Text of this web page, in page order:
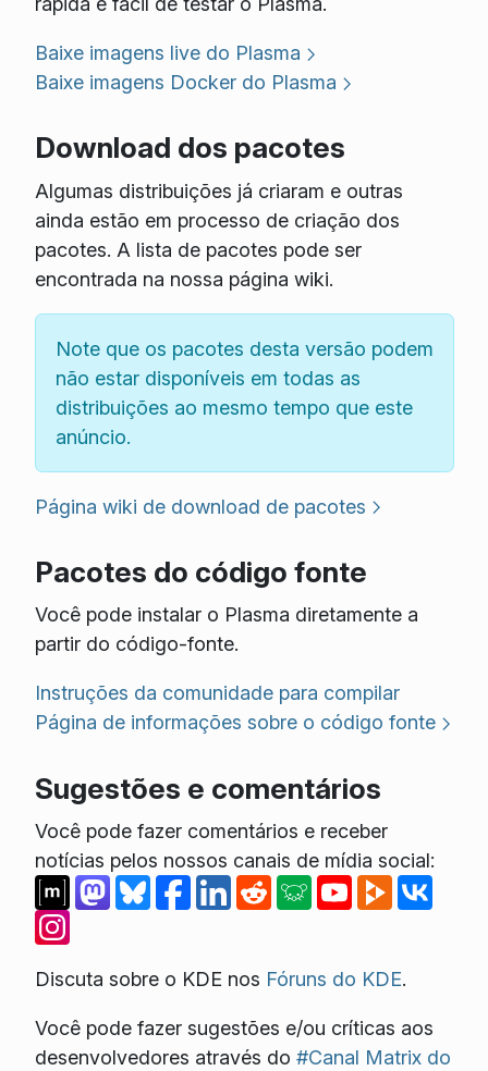
Baixe imagens live do Plasma
Baixe imagens Docker do Plasma
Download dos pacotes
Algumas distribuições já criaram e outras
ainda estão em processo de criação dos
pacotes. A lista de pacotes pode ser
encontrada na nossa página wiki.
Note que os pacotes desta versão podem
não estar disponíveis em todas as
distribuições ao mesmo tempo que este
anúncio.
Página wiki de download de pacotes
Pacotes do código fonte
Você pode instalar o Plasma diretamente a
partir do código-fonte.
Instruções da comunidade para compilar
Página de informações sobre o código fonte
Sugestões e comentários
Você pode fazer comentários e receber
notícias pelos nossos canais de mídia social:
Discuta sobre o KDE nos Fóruns do KDE.
Você pode fazer sugestões e/ou críticas aos
desenvolvedores através do #Canal Matrix do